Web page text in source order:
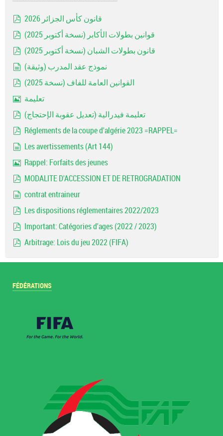
قانون كأس الجزائر 2026
قوانين بطولات الأكابر (نسخة أكتوبر 2025)
قانون بطولات الشبان (نسخة أكتوبر 2025)
نموذج عقد المدرب (وثيقة)
القوانين العامة للفاف (نسخة 2025)
تعليمة
تعليمة فيدرالية (تعديل عقوبة الإحتجاج)
Réglements de la coupe d'algérie 2023 =RAPPEL=
Les avertissements (Art 144)
Rappel: Forfaits des jeunes
MODALITE D'ACCESSION ET DE RETROGRADATION
contrat entraineur
Les dispositions réglementaires 2022/2023
Important: Catégories d'ages (2022 / 2023)
Arbitrage: Lois du jeu 2022 (FIFA)
FÉDÉRATIONS